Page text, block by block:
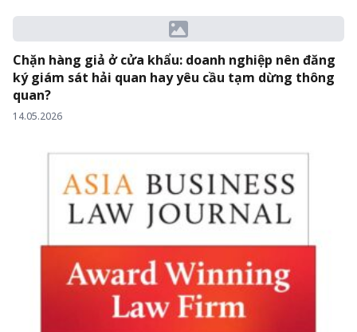
Chặn hàng giả ở cửa khẩu: doanh nghiệp nên đăng
ký giám sát hải quan hay yêu cầu tạm dừng thông
quan?
14.05.2026